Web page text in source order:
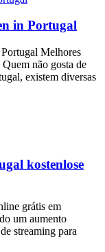
in Portugal
Melhores
não gosta de
existem diversas
kostenlose
grátis em
um aumento
streaming para